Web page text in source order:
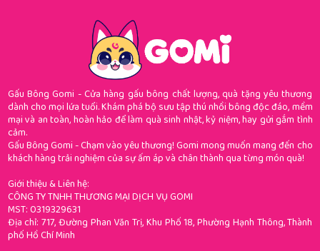
Gấu Bông Gomi - Cửa hàng gấu bông chất lượng, quà tặng yêu thương
dành cho mọi lứa tuổi. Khám phá bộ sưu tập thú nhồi bông độc đáo, mềm
mại và an toàn, hoàn hảo để làm quà sinh nhật, kỷ niệm, hay gửi gắm tình
cảm.
Gấu Bông Gomi - Chạm vào yêu thương! Gomi mong muốn mang đến cho
khách hàng trải nghiệm của sự ấm áp và chân thành qua từng món quà!
Giới thiệu & Liên hệ:
CÔNG TY TNHH THƯƠNG MẠI DỊCH VỤ GOMI
MST: 0319329631
Địa chỉ: 717, Đường Phan Văn Trị, Khu Phố 18, Phường Hạnh Thông, Thành
phố Hồ Chí Minh